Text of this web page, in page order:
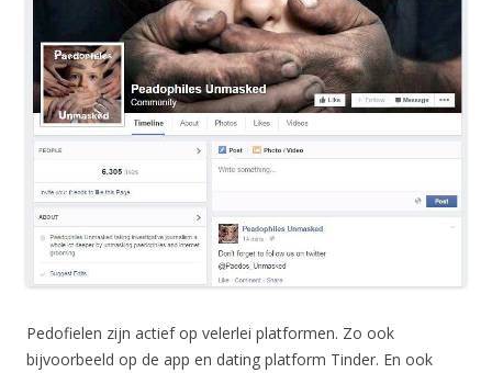
Pedofielen zijn actief op velerlei platformen. Zo ook
bijvoorbeeld op de app en dating platform Tinder. En ook